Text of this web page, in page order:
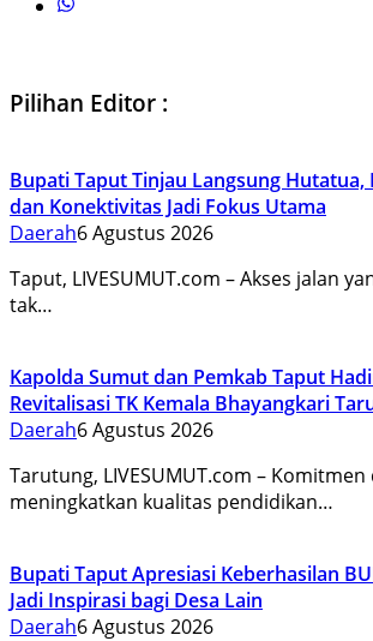
Pilihan Editor :
Bupati Taput Tinjau Langsung
dan Konektivitas Jadi Fokus Utama
Daerah6 Agustus 2026
Taput, LIVESUMUT.com – Akses jalan
tak…
Kapolda Sumut dan Pemkab Taput
Revitalisasi TK Kemala Bhayangkari
Daerah6 Agustus 2026
Tarutung, LIVESUMUT.com – Komitmen
meningkatkan kualitas pendidikan…
Bupati Taput Apresiasi Keberhasilan
Jadi Inspirasi bagi Desa Lain
Daerah6 Agustus 2026